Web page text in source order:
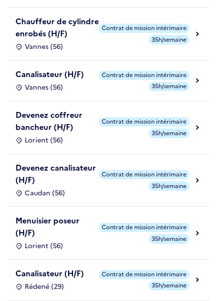
Chauffeur de cylindre
enrobés (H/F)
Vannes (56)
Contrat de mission intérimaire
35h/semaine
Canalisateur (H/F)
Vannes (56)
Contrat de mission intérimaire
35h/semaine
Devenez coffreur
bancheur (H/F)
Lorient (56)
Contrat de mission intérimaire
35h/semaine
Devenez canalisateur
(H/F)
Caudan (56)
Contrat de mission intérimaire
35h/semaine
Menuisier poseur
(H/F)
Lorient (56)
Contrat de mission intérimaire
35h/semaine
Canalisateur (H/F)
Rédené (29)
Contrat de mission intérimaire
35h/semaine